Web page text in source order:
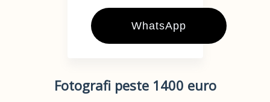
WhatsApp
Fotografi peste 1400 euro